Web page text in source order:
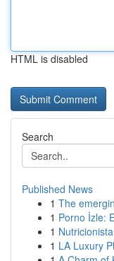
HTML is disabled
Search
Published News
1 The
1 Porno İzle:
1
1 LA Luxury